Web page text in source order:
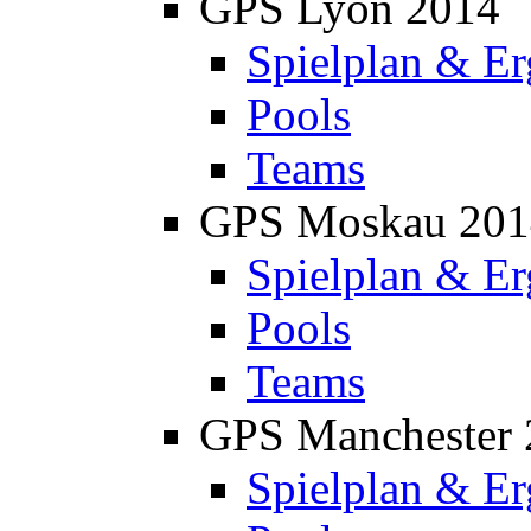
Spielplan &
Pools
Teams
GPS Moskau
Spielplan &
Pools
Teams
GPS Manchester
Spielplan &